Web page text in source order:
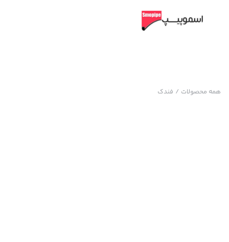
همه محصولات / فندک